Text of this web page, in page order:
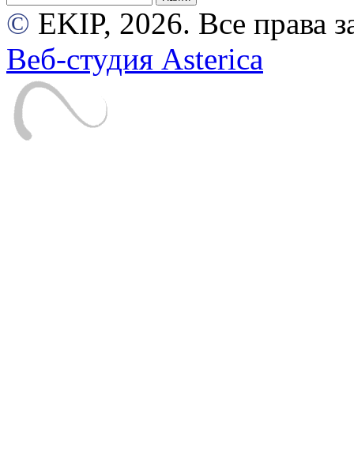
© EKIP, 2026. Все права
Веб-студия Asterica